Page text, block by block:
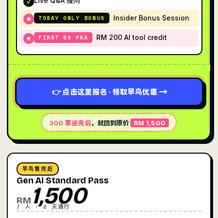
★ TODAY ONLY BONUS Insider Bonus Session
★ FIRST 50 PAX RM 200 AI tool credit
👉 点击这里报名 · 领取早鸟优惠→
300 票送完后，就回到原价 RM 1,500
早鸟售完后
Gen AI Standard Pass
RM 1,500
/ 人 · 2 天通行